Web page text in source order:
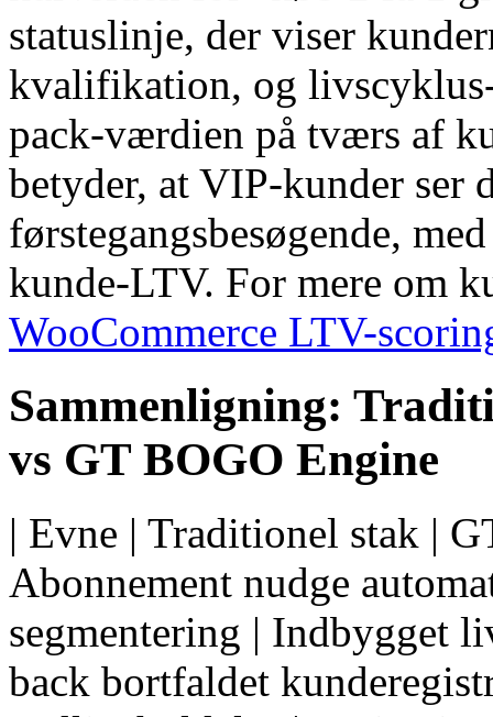
statuslinje, der viser
kvalifikation, og
pack-værdien på tværs af
betyder, at VIP-kunder ser
førstegangsbesøgende,
kunde-LTV. For mere om
WooCommerce LTV-
Sammenligning:
vs GT BOGO Engine
| Evne | Traditionel stak |
Abonnement nudge
segmentering | Indbygget
back bortfaldet